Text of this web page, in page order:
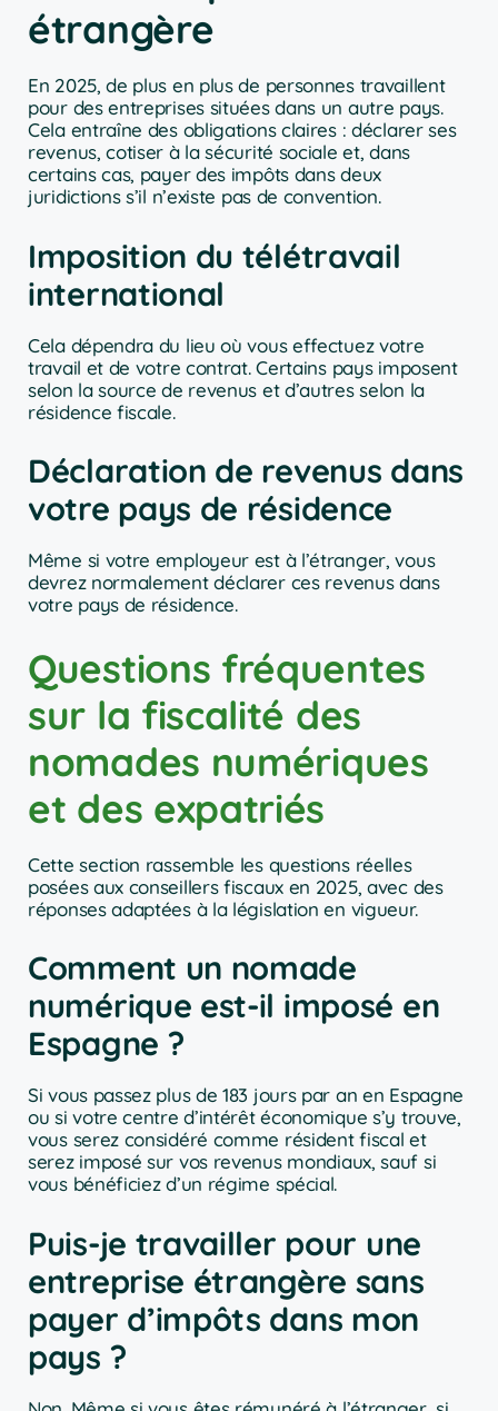
étrangère
En 2025, de plus en plus de personnes travaillent
pour des entreprises situées dans un autre pays.
Cela entraîne des obligations claires : déclarer ses
revenus, cotiser à la sécurité sociale et, dans
certains cas, payer des impôts dans deux
juridictions s’il n’existe pas de convention.
Imposition du télétravail
international
Cela dépendra du lieu où vous effectuez votre
travail et de votre contrat. Certains pays imposent
selon la source de revenus et d’autres selon la
résidence fiscale.
Déclaration de revenus dans
votre pays de résidence
Même si votre employeur est à l’étranger, vous
devrez normalement déclarer ces revenus dans
votre pays de résidence.
Questions fréquentes
sur la fiscalité des
nomades numériques
et des expatriés
Cette section rassemble les questions réelles
posées aux conseillers fiscaux en 2025, avec des
réponses adaptées à la législation en vigueur.
Comment un nomade
numérique est-il imposé en
Espagne ?
Si vous passez plus de 183 jours par an en Espagne
ou si votre centre d’intérêt économique s’y trouve,
vous serez considéré comme résident fiscal et
serez imposé sur vos revenus mondiaux, sauf si
vous bénéficiez d’un régime spécial.
Puis-je travailler pour une
entreprise étrangère sans
payer d’impôts dans mon
pays ?